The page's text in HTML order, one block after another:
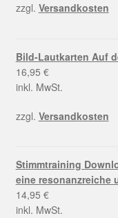
zzgl. Versandkosten
Bild-Lautkarten Auf
16,95 €
inkl. MwSt.
zzgl. Versandkosten
Stimmtraining
eine resonanzreiche
14,95 €
inkl. MwSt.